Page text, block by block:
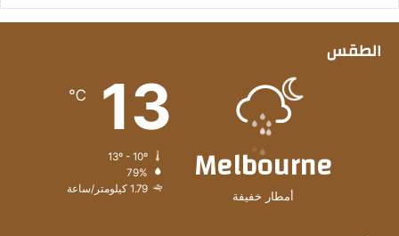
الطقس
Melbourne
أمطار خفيفة
13
℃
79%
1.79 كيلومتر/ساعة